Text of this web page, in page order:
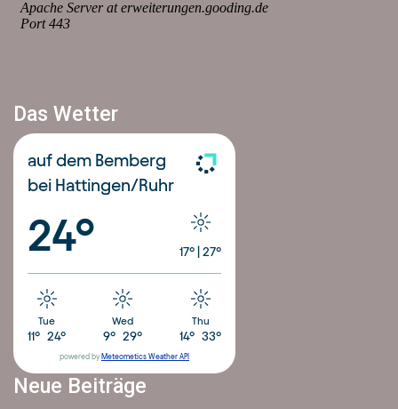
Das Wetter
auf dem Bemberg
bei Hattingen/Ruhr
24° 17° 27°
Tue
11° 24°
Wed
9° 29°
Thu
14° 33°
powered by Meteometics Weather API
Neue Beiträge